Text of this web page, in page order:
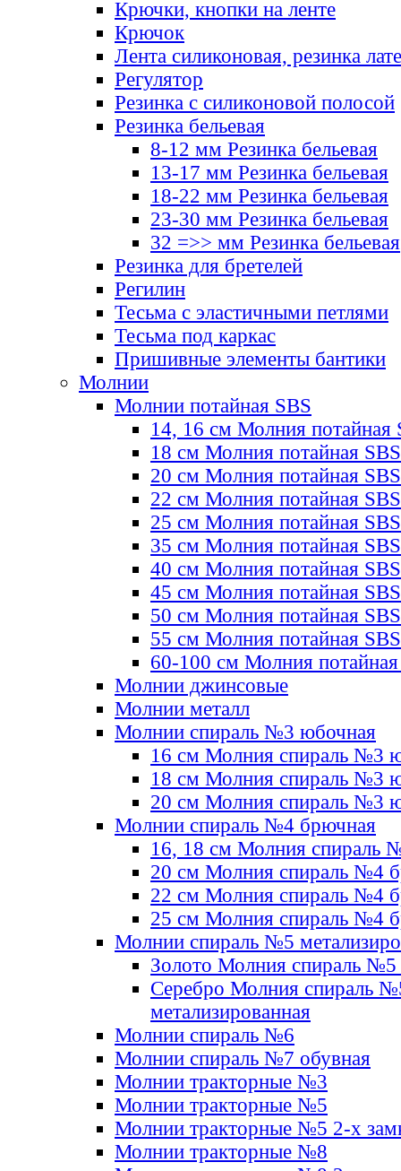
Крючки, кнопки на ленте
Крючок
Лента силиконовая, резинка
Регулятор
Резинка с силиконовой полосой
Резинка бельевая
8-12 мм Резинка бельевая
13-17 мм Резинка бельевая
18-22 мм Резинка бельевая
23-30 мм Резинка бельевая
32 =>> мм Резинка бельевая
Резинка для бретелей
Регилин
Тесьма с эластичными петлями
Тесьма под каркас
Пришивные элементы бантики
Молнии
Молнии потайная SBS
14, 16 см Молния потайная
18 см Молния потайная SBS
20 см Молния потайная SBS
22 см Молния потайная SBS
25 см Молния потайная SBS
35 см Молния потайная SBS
40 см Молния потайная SBS
45 см Молния потайная SBS
50 см Молния потайная SBS
55 см Молния потайная SBS
60-100 см Молния
Молнии джинсовые
Молнии металл
Молнии спираль №3 юбочная
16 см Молния спираль №3
18 см Молния спираль №3
20 см Молния спираль №3
Молнии спираль №4 брючная
16, 18 см Молния спираль
20 см Молния спираль №4
22 см Молния спираль №4
25 см Молния спираль №4
Молнии спираль №5
Золото Молния спираль №5
Серебро Молния спираль
метализированная
Молнии спираль №6
Молнии спираль №7 обувная
Молнии тракторные №3
Молнии тракторные №5
Молнии тракторные №5 2-х
Молнии тракторные №8